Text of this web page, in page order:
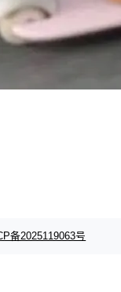
业
文
的
备2025119063号